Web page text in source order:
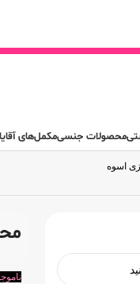
محصولات جنسیمکمل‌های
اسوه